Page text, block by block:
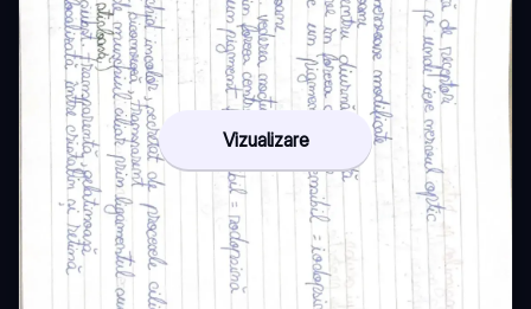
Vizualizare